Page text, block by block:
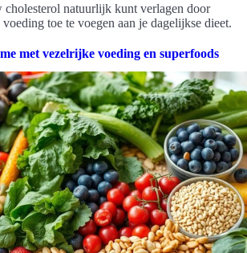
cholesterol natuurlijk kunt verlagen door
toe te voegen aan je dagelijkse dieet.
met vezelrijke voeding en superfoods